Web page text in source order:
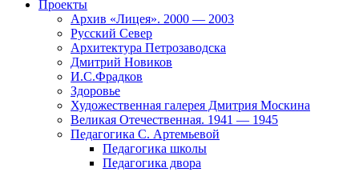
Проекты
Архив «Лицея». 2000 — 2003
Русский Север
Архитектура Петрозаводска
Дмитрий Новиков
И.С.Фрадков
Здоровье
Художественная галерея Дмитрия Москина
Великая Отечественная. 1941 — 1945
Педагогика С. Артемьевой
Педагогика школы
Педагогика двора